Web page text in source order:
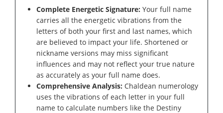
Complete Energetic Signature: Your full name
carries all the energetic vibrations from the
letters of both your first and last names, which
are believed to impact your life. Shortened or
nickname versions may miss significant
influences and may not reflect your true nature
as accurately as your full name does.
Comprehensive Analysis: Chaldean numerology
uses the vibrations of each letter in your full
name to calculate numbers like the Destiny